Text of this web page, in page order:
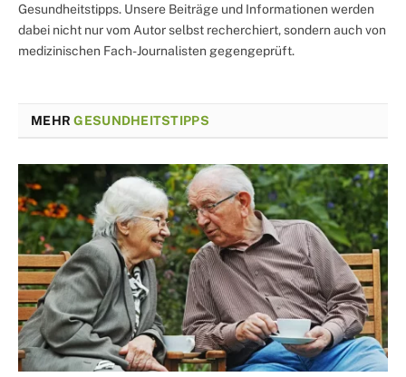
Gesundheitstipps. Unsere Beiträge und Informationen werden
dabei nicht nur vom Autor selbst recherchiert, sondern auch von
medizinischen Fach-Journalisten gegengeprüft.
MEHRGESUNDHEITSTIPPS